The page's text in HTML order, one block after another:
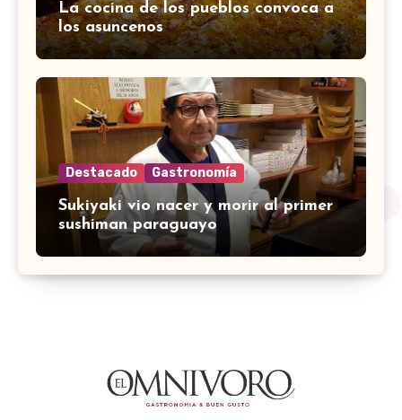
La cocina de los pueblos convoca a
los asuncenos
Destacado Gastronomía
Sukiyaki vio nacer y morir al primer
sushiman paraguayo